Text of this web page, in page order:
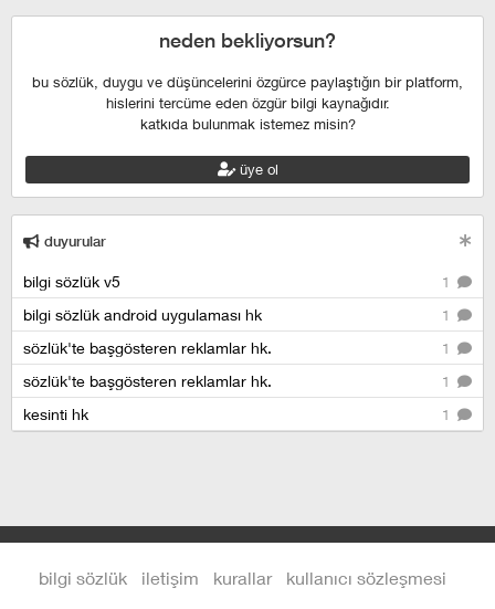
neden bekliyorsun?
bu sözlük, duygu ve düşüncelerini özgürce paylaştığın bir platform,
hislerini tercüme eden özgür bilgi kaynağıdır.
katkıda bulunmak istemez misin?
üye ol
duyurular
1
bilgi sözlük v5
1
bilgi sözlük android uygulaması hk
1
sözlük'te başgösteren reklamlar hk.
1
sözlük'te başgösteren reklamlar hk.
1
kesinti hk
bilgi sözlük iletişim kurallar kullanıcı sözleşmesi